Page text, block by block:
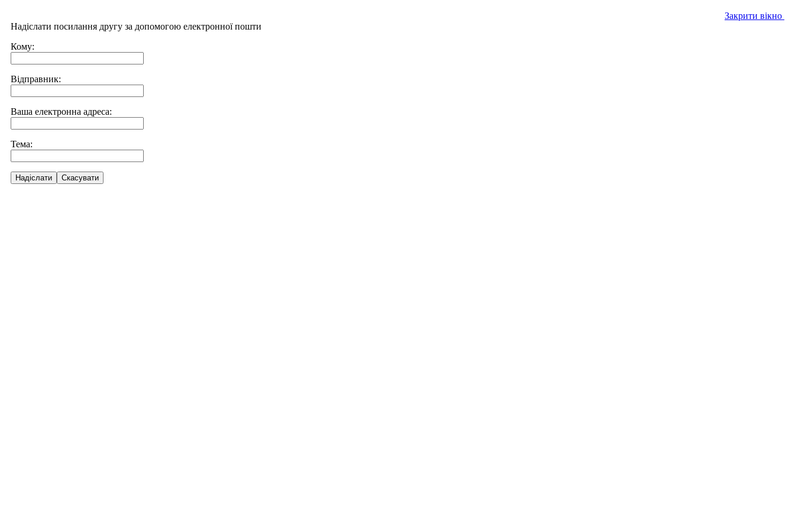
Закрити вікно
Надіслати посилання другу за допомогою електронної пошти
Кому:
Відправник:
Ваша електронна адреса:
Тема:
Надіслати Скасувати